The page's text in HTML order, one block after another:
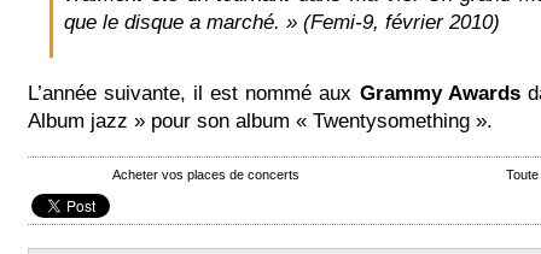
que le disque a marché. » (Femi-9, février 2010)
L’année suivante, il est nommé aux Grammy Awards
Album jazz » pour son album « Twentysomething ».
Acheter vos places de concerts